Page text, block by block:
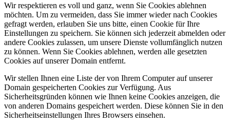
Wir respektieren es voll und ganz, wenn Sie Cookies ablehnen
möchten. Um zu vermeiden, dass Sie immer wieder nach Cookies
gefragt werden, erlauben Sie uns bitte, einen Cookie für Ihre
Einstellungen zu speichern. Sie können sich jederzeit abmelden oder
andere Cookies zulassen, um unsere Dienste vollumfänglich nutzen
zu können. Wenn Sie Cookies ablehnen, werden alle gesetzten
Cookies auf unserer Domain entfernt.
Wir stellen Ihnen eine Liste der von Ihrem Computer auf unserer
Domain gespeicherten Cookies zur Verfügung. Aus
Sicherheitsgründen können wie Ihnen keine Cookies anzeigen, die
von anderen Domains gespeichert werden. Diese können Sie in den
Sicherheitseinstellungen Ihres Browsers einsehen.